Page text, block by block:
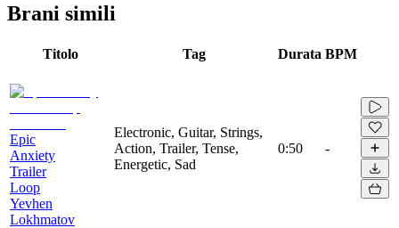
Brani simili
Titolo Tag Durata BPM
Epic
Anxiety
Trailer
Loop
Yevhen
Lokhmatov
Electronic, Guitar, Strings,
Action, Trailer, Tense,
Energetic, Sad
0:50 -